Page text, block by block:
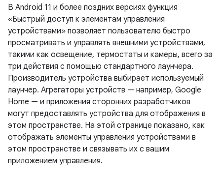
В Android 11 и более поздних версиях функция
«Быстрый доступ к элементам управления
устройствами» позволяет пользователю быстро
просматривать и управлять внешними устройствами,
такими как освещение, термостаты и камеры, всего за
три действия с помощью стандартного лаунчера.
Производитель устройства выбирает используемый
лаунчер. Агрегаторы устройств — например, Google
Home — и приложения сторонних разработчиков
могут предоставлять устройства для отображения в
этом пространстве. На этой странице показано, как
отображать элементы управления устройствами в
этом пространстве и связывать их с вашим
приложением управления.